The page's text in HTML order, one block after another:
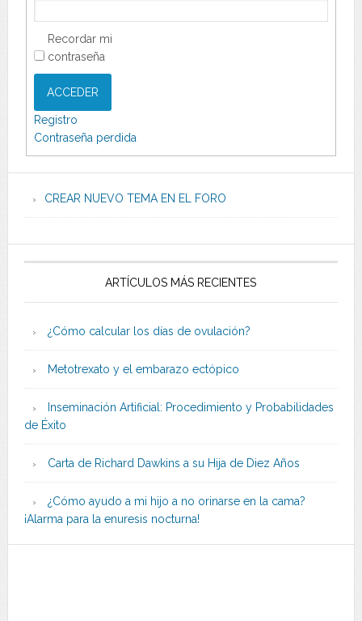
Recordar mi
contraseña
ACCEDER
Registro
Contraseña perdida
CREAR NUEVO TEMA EN EL FORO
ARTÍCULOS MÁS RECIENTES
¿Cómo calcular los días de ovulación?
Metotrexato y el embarazo ectópico
Inseminación Artificial: Procedimiento y Probabilidades
de Éxito
Carta de Richard Dawkins a su Hija de Diez Años
¿Cómo ayudo a mi hijo a no orinarse en la cama?
¡Alarma para la enuresis nocturna!